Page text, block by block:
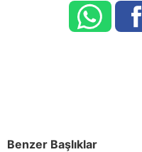
Benzer Başlıklar